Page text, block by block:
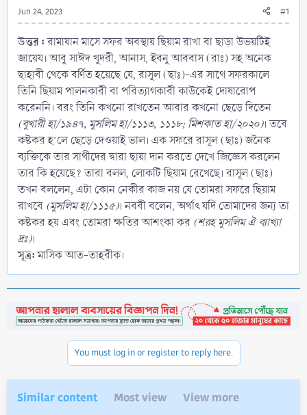
Jun 24, 2023 #1
উত্তর :রামাযান মাসে সফর অবস্থায় ছিয়াম রাখা বা ছাড়া উভয়টিই
জায়েয। আবু সাঈদ খুদরী, আনাস, ইবনু আববাস (রাঃ) সহ অনেক
ছাহাবী থেকে বর্ণিত হয়েছে যে, রাসূল (ছাঃ)-এর সাথে সফরকালে
তিনি ছিয়াম পালনকারী বা পরিত্যাগকারী কাউকেই দোষারোপ
করেননি। বরং তিনি কখনো রাখতেন আবার কখনো ছেড়ে দিতেন
(বুখারী হা/১৯৪৭, মুসলিম হা/১১১৩, ১১১৮; মিশকাত হা/২০২০)। তবে
কষ্টকর হ’লে ছেড়ে দেওয়াই ভাল। এক সফরে রাসূল (ছাঃ) জনৈক
ব্যক্তিকে তার সাথীদের দ্বারা ছায়া দান করতে দেখে জিজ্ঞেস করলেন
তার কি হয়েছে? তারা বলল, লোকটি ছিয়াম রেখেছে। রাসূল (ছাঃ)
তখন বললেন, এটা কোন নেকীর কাজ নয় যে তোমরা সফরে ছিয়াম
রাখবে (মুসলিম হা/১১১৫)। নববী বলেন, অর্থাৎ যদি তোমাদের জন্য তা
কষ্টকর হয় এবং তোমরা ক্ষতির আশংকা কর (শরহ মুসলিম ঐ ব্যাখ্যা
দ্রঃ)।
সূত্র:মাসিক আত-তাহরীক।
You must log in or register to reply here.
Similar content Most view View more